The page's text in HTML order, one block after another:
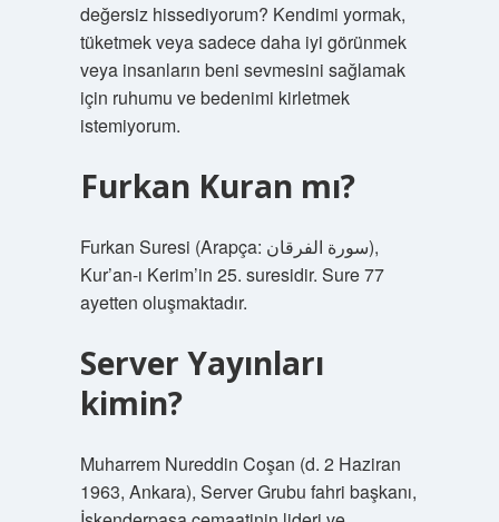
değersiz hissediyorum? Kendimi yormak,
tüketmek veya sadece daha iyi görünmek
veya insanların beni sevmesini sağlamak
için ruhumu ve bedenimi kirletmek
istemiyorum.
Furkan Kuran mı?
Furkan Suresi (Arapça: سورة الفرقان),
Kur’an-ı Kerim’in 25. suresidir. Sure 77
ayetten oluşmaktadır.
Server Yayınları
kimin?
Muharrem Nureddin Coşan (d. 2 Haziran
1963, Ankara), Server Grubu fahri başkanı,